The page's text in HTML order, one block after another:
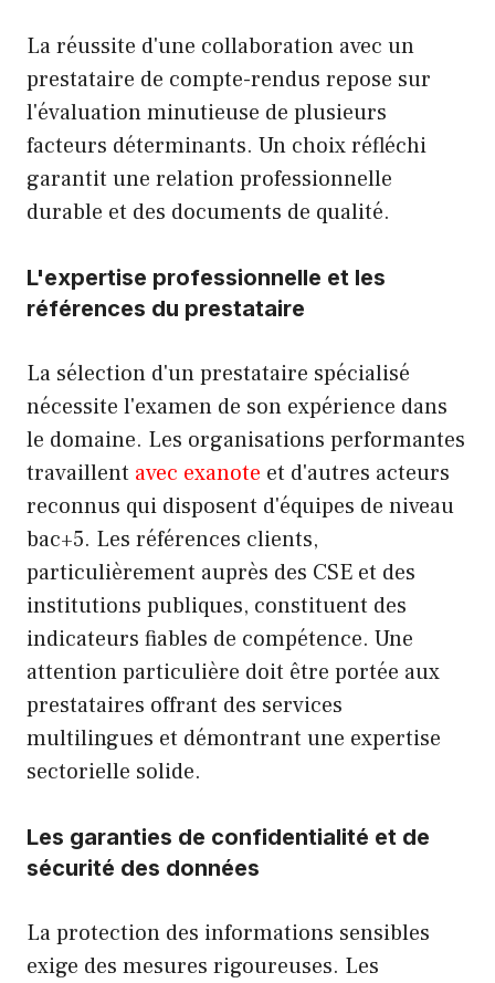
La réussite d'une collaboration avec un
prestataire de compte-rendus repose sur
l'évaluation minutieuse de plusieurs
facteurs déterminants. Un choix réfléchi
garantit une relation professionnelle
durable et des documents de qualité.
L'expertise professionnelle et les
références du prestataire
La sélection d'un prestataire spécialisé
nécessite l'examen de son expérience dans
le domaine. Les organisations performantes
travaillent avec exanote et d'autres acteurs
reconnus qui disposent d'équipes de niveau
bac+5. Les références clients,
particulièrement auprès des CSE et des
institutions publiques, constituent des
indicateurs fiables de compétence. Une
attention particulière doit être portée aux
prestataires offrant des services
multilingues et démontrant une expertise
sectorielle solide.
Les garanties de confidentialité et de
sécurité des données
La protection des informations sensibles
exige des mesures rigoureuses. Les